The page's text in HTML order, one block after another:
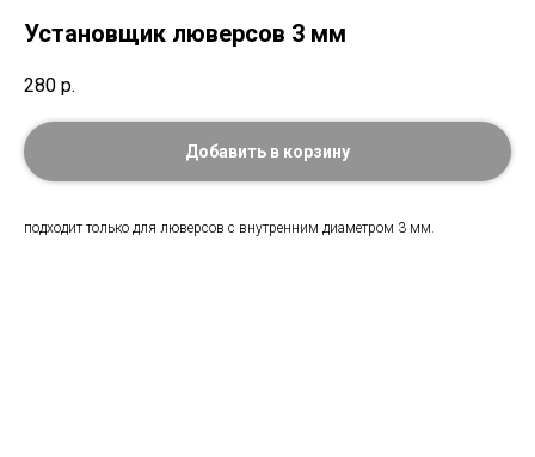
Установщик люверсов 3 мм
280 р.
Добавить в корзину
подходит только для люверсов с внутренним диаметром 3 мм.